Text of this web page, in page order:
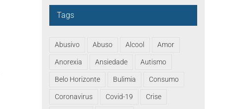
Tags
Abusivo Abuso Alcool Amor
Anorexia Ansiedade Autismo
Belo Horizonte Bulimia Consumo
Coronavirus Covid-19 Crise